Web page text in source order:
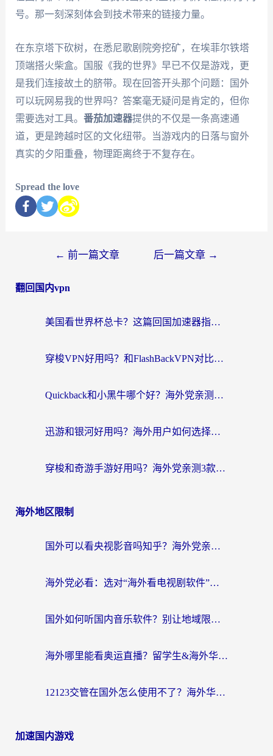
号。那一刻深刻体会到技术带来的链接力量。
在东京塔下砍树，在悉尼歌剧院旁挖矿，在埃菲尔铁塔
顶端搭火柴盒。国服《我的世界》早已不仅是游戏，更
是我们连接故土的脐带。现在回答开头那个问题：国外
可以玩网易我的世界吗？答案毫无疑问是肯定的，但你
需要选对工具。 番茄加速器提供的不仅是一条高速通
道，更是跨越时区的文化纽带。当游戏内的日落与窗外
真实的夕阳重叠，物理距离终于不复存在。
Spread the love
← 前一篇文章 后一篇文章 →
翻回国内vpn
美国看世界杯总卡？这篇回国加速器指南帮你无缝刷国内资源（附苹果手机VPN设置步骤）
穿梭VPN好用吗？和FlashBackVPN对比哪个回国效果更好？
Quickback和小黑牛哪个好？海外党亲测指南，选对回国加速器秒回国内
迅游和银河好用吗？海外用户如何选择回国加速器实现无缝访问国内资源
穿梭和奇游手游好用吗？海外党亲测3款回国加速器，附蜜蜂加速器七天试用攻略
海外地区限制
国外可以看央视影音吗知乎？海外党亲测有效的回国加速方案
海外党必看：选对“海外看电视剧软件”，再也不用愁国内剧刷不了
国外如何听国内音乐软件？别让地域限制，断了你的中文歌单
海外哪里能看奥运直播？留学生&海外华人必看的体育赛事观赛终极指南
12123交管在国外怎么使用不了？海外华人必看的无缝访问国内资源指南
加速国内游戏